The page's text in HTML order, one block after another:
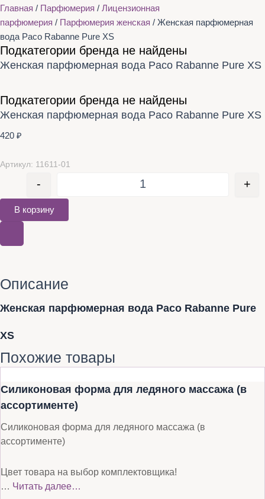
Главная / Парфюмерия / Лицензионная
парфюмерия / Парфюмерия женская / Женская парфюмерная
вода Paco Rabanne Pure XS
Подкатегории бренда не найдены
Женская парфюмерная вода Paco Rabanne Pure XS
Подкатегории бренда не найдены
Женская парфюмерная вода Paco Rabanne Pure XS
420 ₽
Артикул: 11611-01
- +
В корзину
Описание
Женская парфюмерная вода Paco Rabanne Pure
XS
Похожие товары
Силиконовая форма для ледяного массажа (в
ассортименте)
Силиконовая форма для ледяного массажа (в
ассортименте)
Цвет товара на выбор комплектовщика!
… Читать далее…